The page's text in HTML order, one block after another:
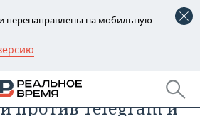
перенаправлены на мобильную
ночной таран,
против Telegram и